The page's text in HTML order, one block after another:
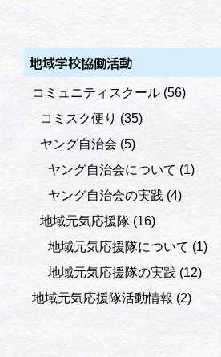
地域学校協働活動
コミュニティスクール (56)
コミスク便り (35)
ヤング自治会 (5)
ヤング自治会について (1)
ヤング自治会の実践 (4)
地域元気応援隊 (16)
地域元気応援隊について (1)
地域元気応援隊の実践 (12)
地域元気応援隊活動情報 (2)